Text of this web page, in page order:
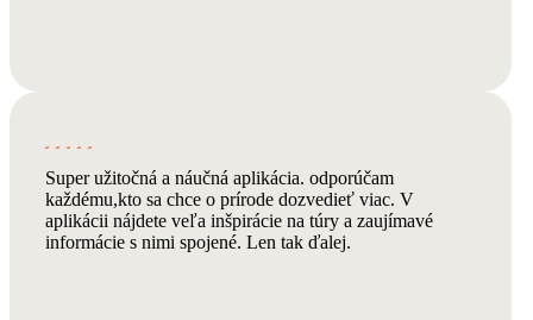
Super užitočná a náučná aplikácia. odporúčam
každému,kto sa chce o prírode dozvedieť viac. V
aplikácii nájdete veľa inšpirácie na túry a zaujímavé
informácie s nimi spojené. Len tak ďalej.